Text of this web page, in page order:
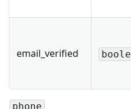
email_verified
phone